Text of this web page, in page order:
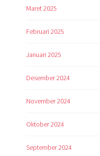
Maret 2025
Februari 2025
Januari 2025
Desember 2024
November 2024
Oktober 2024
September 2024